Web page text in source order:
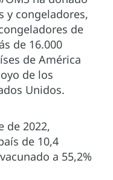
y congeladores,
de
de 16.000
de América
de los
Unidos.
de 2022,
de 10,4
a 55,2%